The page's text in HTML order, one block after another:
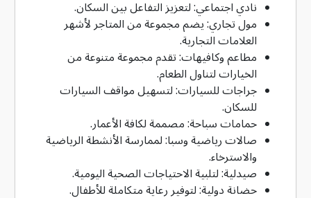
نادي اجتماعي: لتعزيز التفاعل بين السكان.
مول تجاري: يضم مجموعة من المتاجر لأشهر
العلامات التجارية.
مطاعم وكافيهات: تقدم مجموعة متنوعة من
الخيارات لتناول الطعام.
جراجات للسيارات: لتسهيل مواقف السيارات
للسكان.
حمامات سباحة: مصممة لكافة الأعمار.
صالات رياضية وسبا: لممارسة الأنشطة الرياضية
والاسترخاء.
صيدلية: لتلبية الاحتياجات الصحية اليومية.
حضانة دولية: لتوفير رعاية متكاملة للأطفال.